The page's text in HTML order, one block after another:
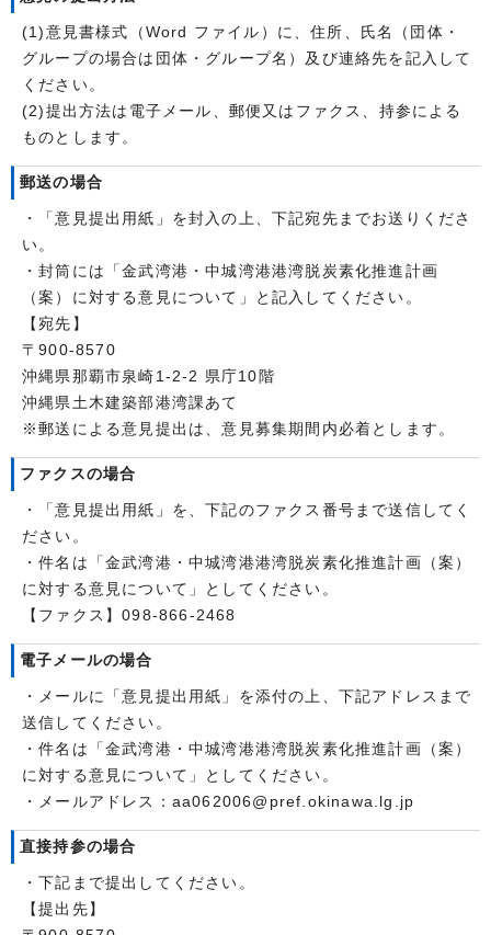
(1)意見書様式（Word ファイル）に、住所、氏名（団体・
グループの場合は団体・グループ名）及び連絡先を記入して
ください。
(2)提出方法は電子メール、郵便又はファクス、持参による
ものとします。
郵送の場合
・「意見提出用紙」を封入の上、下記宛先までお送りくださ
い。
・封筒には「金武湾港・中城湾港港湾脱炭素化推進計画
（案）に対する意見について」と記入してください。
【宛先】
〒900-8570
沖縄県那覇市泉崎1-2-2 県庁10階
沖縄県土木建築部港湾課あて
※郵送による意見提出は、意見募集期間内必着とします。
ファクスの場合
・「意見提出用紙」を、下記のファクス番号まで送信してく
ださい。
・件名は「金武湾港・中城湾港港湾脱炭素化推進計画（案）
に対する意見について」としてください。
【ファクス】098-866-2468
電子メールの場合
・メールに「意見提出用紙」を添付の上、下記アドレスまで
送信してください。
・件名は「金武湾港・中城湾港港湾脱炭素化推進計画（案）
に対する意見について」としてください。
・メールアドレス：aa062006@pref.okinawa.lg.jp
直接持参の場合
・下記まで提出してください。
【提出先】